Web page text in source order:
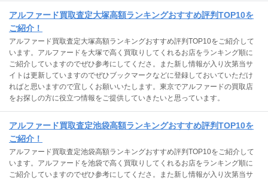
アルファード買取査定大塚高額ランキングおすすめ評判TOP10を
ご紹介！
アルファード買取査定大塚高額ランキングおすすめ評判TOP10をご紹介して
います。アルファードを大塚で高く買取りしてくれるお店をランキング順に
ご紹介していますのでぜひ参考にしてくださ。また新し情報が入り次第当サ
イトは更新していますのでぜひブックマークなどに登録しておいていただけ
ればと思いますので宜しくお願いいたします。東京でアルファードの買取店
をお探しの方に役立つ情報をご提供していきたいと思っています。
アルファード買取査定池袋高額ランキングおすすめ評判TOP10を
ご紹介！
アルファード買取査定池袋高額ランキングおすすめ評判TOP10をご紹介して
います。アルファードを池袋で高く買取りしてくれるお店をランキング順に
ご紹介していますのでぜひ参考にしてくださ。また新し情報が入り次第当サ